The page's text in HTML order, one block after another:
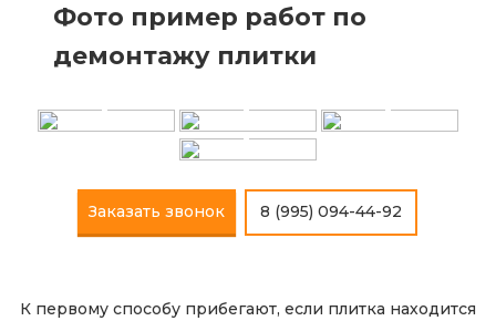
Фото пример работ по
демонтажу плитки
+ + +
+
Заказать звонок 8 (995) 094-44-92
К первому способу прибегают, если плитка находится